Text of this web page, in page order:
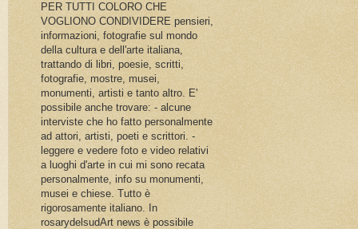
PER TUTTI COLORO CHE
VOGLIONO CONDIVIDERE pensieri,
informazioni, fotografie sul mondo
della cultura e dell'arte italiana,
trattando di libri, poesie, scritti,
fotografie, mostre, musei,
monumenti, artisti e tanto altro. E'
possibile anche trovare: - alcune
interviste che ho fatto personalmente
ad attori, artisti, poeti e scrittori. -
leggere e vedere foto e video relativi
a luoghi d'arte in cui mi sono recata
personalmente, info su monumenti,
musei e chiese. Tutto è
rigorosamente italiano. In
rosarydelsudArt news è possibile